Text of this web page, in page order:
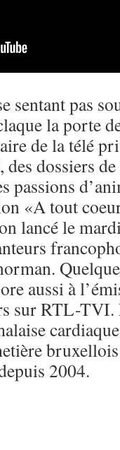
sentant pas
la porte
de la télé
des dossiers
passions
«A tout
lancé le
aussi à
sur RTL-TVI.
2004.